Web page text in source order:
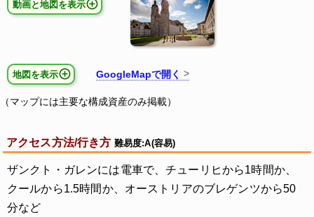
動画と地図を表示
地図を表示 GoogleMapで開く
（マップには主要な構成資産のみ掲載）
アクセス方法/行き方 難易度:A(容易)
ザンクト・ガレンには電車で、チューリヒから1時間か、
クールから1.5時間か、オーストリアのブレゲンツから50
分など